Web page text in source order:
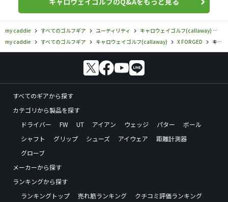
my caddie すべてのゴルフギア ユーティリティ キャロウェイゴルフ(callaway)
my caddie
すべてのゴルフギア キャロウェイゴルフ(callaway) X FORGED キャロウェイゴルフ／X FORGED／X FORGED UT アイアン（2020）の口コミ評価
すべてのギアから探す
カテゴリから製品を探す
ドライバー
FW UT アイアン ウェッジ パター
ボール
シャフト
グリップ シューズ アイウェア
距離計測器
グローブ
メーカーから探す
ランキングから探す
ランキングトップ
売れ筋ランキング
クチコミ評価ランキング